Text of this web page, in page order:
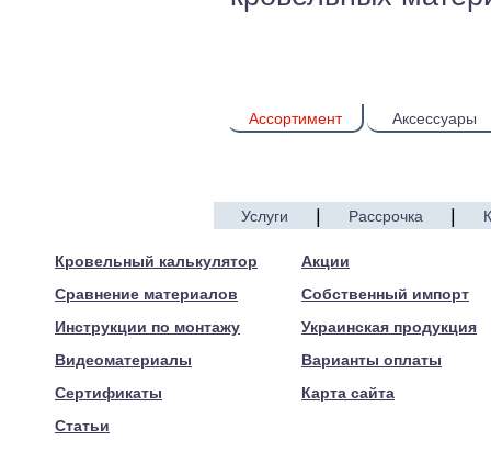
Ассортимент Аксессуары
Услуги | Рассрочка |
Кровельный калькулятор
Сравнение материалов
Инструкции по монтажу
Видеоматериалы
Сертификаты
Статьи
Акции
Собственный импорт
Украинская продукция
Варианты оплаты
Карта сайта